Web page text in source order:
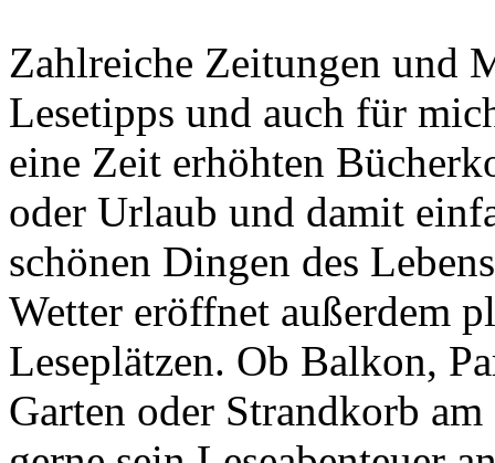
Zahlreiche Zeitungen und
Lesetipps und auch für
eine Zeit erhöhten
oder Urlaub und damit
schönen Dingen des
Wetter eröffnet außerdem
Leseplätzen. Ob Balkon,
Garten oder Strandkorb